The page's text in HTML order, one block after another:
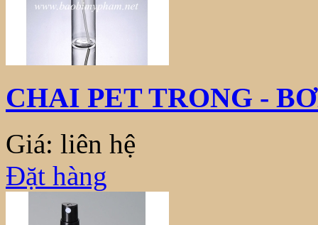
CHAI PET TRONG -
Giá: liên hệ
Đặt hàng